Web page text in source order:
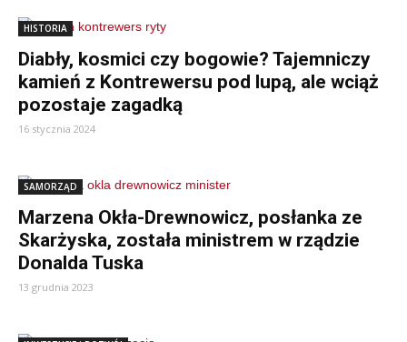
HISTORIA
Diabły, kosmici czy bogowie? Tajemniczy
kamień z Kontrewersu pod lupą, ale wciąż
pozostaje zagadką
16 stycznia 2024
SAMORZĄD
Marzena Okła-Drewnowicz, posłanka ze
Skarżyska, została ministrem w rządzie
Donalda Tuska
13 grudnia 2023